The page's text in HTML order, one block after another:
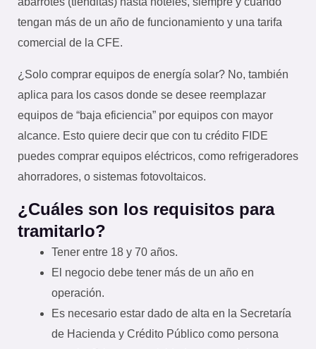
tengan más de un año de funcionamiento y una tarifa
comercial de la CFE.
¿Solo comprar equipos de energía solar? No, también
aplica para los casos donde se desee reemplazar
equipos de “baja eficiencia” por equipos con mayor
alcance. Esto quiere decir que con tu crédito FIDE
puedes comprar equipos eléctricos, como refrigeradores
ahorradores, o sistemas fotovoltaicos.
¿Cuáles son los requisitos para
tramitarlo?
Tener entre 18 y 70 años.
El negocio debe tener más de un año en
operación.
Es necesario estar dado de alta en la Secretaría
de Hacienda y Crédito Público como persona